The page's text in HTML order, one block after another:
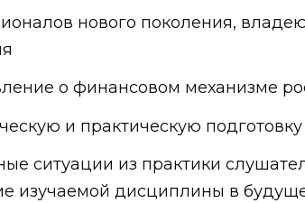
нового поколения,
о финансовом механизме
и практическую
ситуации из практики
изучаемой дисциплины в